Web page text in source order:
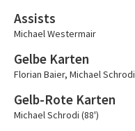
Assists
Michael Westermair
Gelbe Karten
Florian Baier, Michael Schrodi
Gelb-Rote Karten
Michael Schrodi (88')